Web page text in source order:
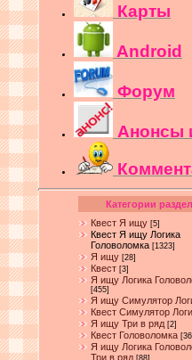
Карты
Android
Форум
Анонсы
Категории
Квест Я ищу [5]
Квест Я ищу Логика
Головоломка [1323]
Я ищу [28]
Квест [3]
Я ищу Логика
[455]
Я ищу Симулятор
Квест Симулятор
Я ищу Три в ряд [2]
Квест Головоломка [36]
Я ищу Логика
Три в ряд [88]